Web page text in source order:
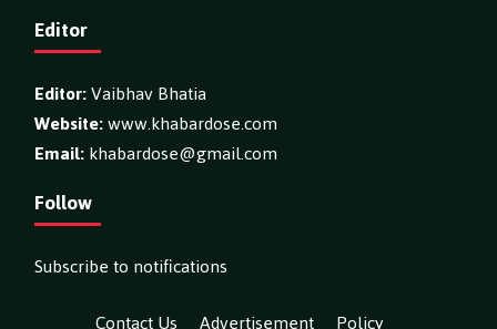
Editor
Editor:Vaibhav Bhatia
Website:www.khabardose.com
Email:khabardose@gmail.com
Follow
Subscribe to notifications